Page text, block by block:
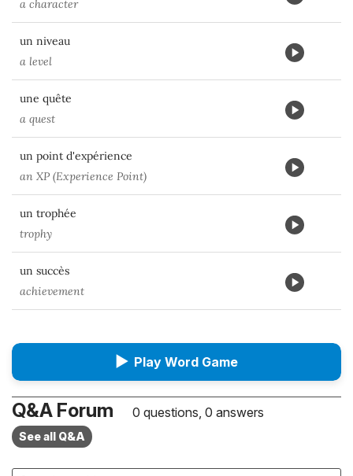
a character
un niveau
a level
une quête
a quest
un point d'expérience
an XP (Experience Point)
un trophée
trophy
un succès
achievement
▶ Play Word Game
Q&A Forum 0 questions, 0 answers
See all Q&A